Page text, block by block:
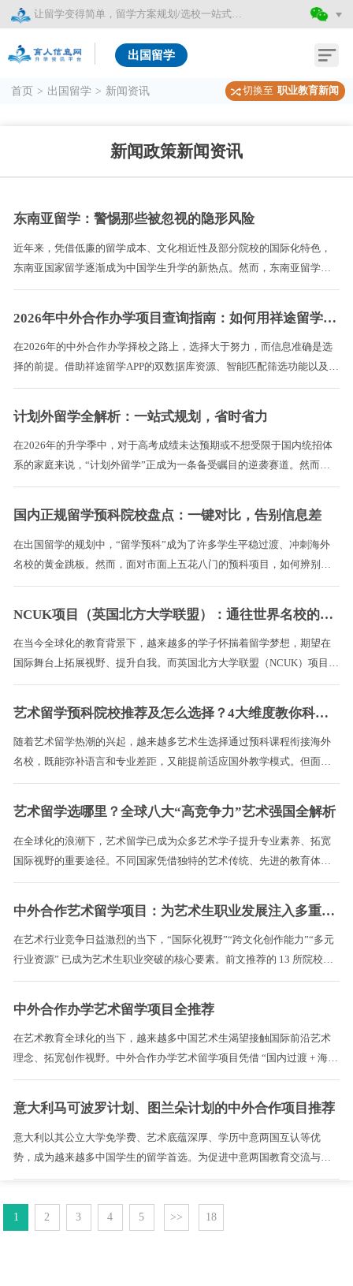
让留学变得简单，留学方案规划/选校一站式服务
出国留学
首页 > 出国留学 > 新闻资讯 切换至 职业教育新闻
新闻政策新闻资讯
东南亚留学：警惕那些被忽视的隐形风险
近年来，凭借低廉的留学成本、文化相近性及部分院校的国际化特色，
东南亚国家留学逐渐成为中国学生升学的新热点。然而，东南亚留学这
条看似性价比极高的路径背后，潜藏着诸多不易察觉的风险。本文将深
2026年中外合作办学项目查询指南：如何用祥途留学APP避坑选校
在2026年的中外合作办学择校之路上，选择大于努力，而信息准确是选
择的前提。借助祥途留学APP的双数据库资源、智能匹配筛选功能以及专
业的在线顾问服务，广大留学生家庭可以更高效地找到适合自己的项
计划外留学全解析：一站式规划，省时省力
在2026年的升学季中，对于高考成绩未达预期或不想受限于国内统招体
系的家庭来说，“计划外留学”正成为一条备受瞩目的逆袭赛道。然而，
由于计划外项目多由院校自主招生，不依赖高考分数，这也导致市面上
规划？今天，我们将为您全面解析计划外留学的核心逻辑，并教您如何
利用计划外留学一站式服务平台——祥途留学APP，轻松避坑，省时省
力。 ...
国内正规留学预科院校盘点：一键对比，告别信息差
在出国留学的规划中，“留学预科”成为了许多学生平稳过渡、冲刺海外
名校的黄金跳板。然而，面对市面上五花八门的预科项目，如何辨别真
伪、筛选出真正适合自己的正规院校，成为了众多家庭的痛点。今天，
工具一键对比，彻底告别信息差。 ...
NCUK项目（英国北方大学联盟）：通往世界名校的金色桥梁
在当今全球化的教育背景下，越来越多的学子怀揣着留学梦想，期望在
国际舞台上拓展视野、提升自我。而英国北方大学联盟（NCUK）项目，
宛如一座精心搭建的金色桥梁，为广大学子铺就了一条通往世界名校的
和优势呢？ ...
艺术留学预科院校推荐及怎么选择？4大维度教你科学选择
随着艺术留学热潮的兴起，越来越多艺术生选择通过预科课程衔接海外
名校，既能弥补语言和专业差距，又能提前适应国外教学模式。但面对
市面上五花八门的预科项目，很多学生和家长都会陷入 “选院校”“怎么
核心选择维度，帮你避开误区、精准匹配。 ...
艺术留学选哪里？全球八大“高竞争力”艺术强国全解析
在全球化的浪潮下，艺术留学已成为众多艺术学子提升专业素养、拓宽
国际视野的重要途径。不同国家凭借独特的艺术传统、先进的教育体系
和活跃的艺术市场，在各类艺术专业领域展现出强劲的竞争力。对于怀
是开启理想艺术求学之路的关键。本文将深入剖析几个艺术留学热门国
家的优势专业、教育特色及行业影响力，为艺术生的留学抉择提供参
考。 ...
中外合作艺术留学项目：为艺术生职业发展注入多重优势
在艺术行业竞争日益激烈的当下，“国际化视野”“跨文化创作能力”“多元
行业资源” 已成为艺术生职业突破的核心要素。前文推荐的 13 所院校中
外合作艺术留学项目，不仅是衔接海外教育的桥梁，更从职业竞争力提
发展基础。本文将结合具体项目特色，深入解析中外合作艺术留学项目
对学生职业发展的四大核心帮助，为艺术生规划职业路径提供参考。 ...
中外合作办学艺术留学项目全推荐
在艺术教育全球化的当下，越来越多中国艺术生渴望接触国际前沿艺术
理念、拓宽创作视野。中外合作办学艺术留学项目凭借 “国内过渡 + 海外
深造” 的模式，既能降低初期留学适应难度，又能衔接优质海外教育资
艺术留学项目，涵盖美加日韩、欧洲、东南亚等多个留学方向，从项目
特色、合作优势到升学路径全面解析，为不同专业、不同目标国家的艺
术生提供精准参考。 ...
意大利马可波罗计划、图兰朵计划的中外合作项目推荐
意大利以其公立大学免学费、艺术底蕴深厚、学历中意两国互认等优
势，成为越来越多中国学生的留学首选。为促进中意两国教育交流与合
作，意大利政府特别推出了马可波罗计划与图兰朵计划，给中国学生提
项目，供考生及家长精准择校。 ...
1 2 3 4 5 >> 18